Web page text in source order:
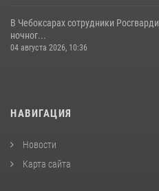
В Чебоксарах сотрудники
ночног...
04 августа 2026, 10:36
НАВИГАЦИЯ
Новости
Карта сайта